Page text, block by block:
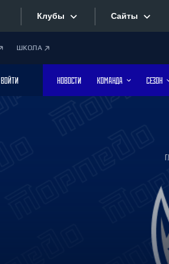
Клубы
Дивизион Боброва
Лада
Сайты
Фотобанк
ШКОЛА
ВОЙТИ НОВОСТИ КОМАНДА СЕЗОН